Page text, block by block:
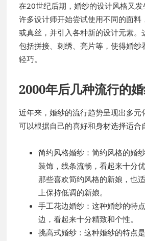
在20世纪后期，婚纱的设计风格又发
许多设计师开始尝试使用不同的面料
或真丝，并引入各种新的设计元素。
包括拼接、刺绣、亮片等，使得婚纱
轻巧。
2000年后几种流行的
近年来，婚纱的流行趋势呈现出多元
可以根据自己的喜好和身材选择适合
简约风格婚纱：简约风格的婚
装饰，线条流畅，看起来十分
那些喜欢简约风格的新娘，也
上保持低调的新娘。
手工花边婚纱：这种婚纱的特
边，看起来十分精致和个性。
挑高式婚纱：这种婚纱的特点